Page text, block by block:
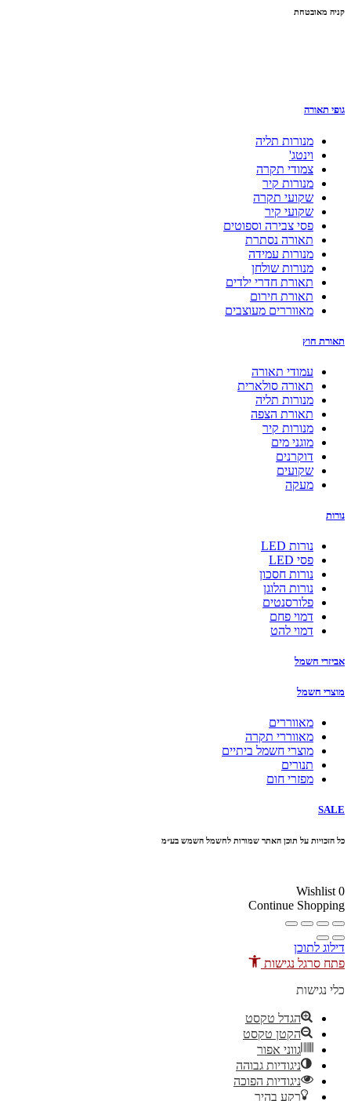
קניה מאובטחת
גופי תאורה
מנורות תליה
וינטג'
צמודי תקרה
מנורות קיר
שקועי תקרה
שקועי קיר
פסי צבירה וספוטים
תאורה נסתרת
מנורות עמידה
מנורות שולחן
תאורת חדרי ילדים
תאורת חירום
מאווררים מעוצבים
תאורת חוץ
עמודי תאורה
תאורה סולארית
מנורות תליה
תאורת הצפה
מנורות קיר
מוגני מים
דוקרנים
שקועים
מעקה
נורות
נורות LED
פסי LED
נורות חסכון
נורות הלוגן
פלורסנטים
דמוי פחם
דמוי להט
אביזרי חשמל
מוצרי חשמל
מאווררים
מאווררי תקרה
מוצרי חשמל ביתיים
תנורים
מפזרי חום
SALE
כל הזכויות על תוכן האתר שמורות לחשמל השמש בע״מ
Wishlist 0
Continue Shopping
דילוג לתוכן
פתח סרגל נגישות
כלי נגישות
הגדל טקסט
הקטן טקסט
גווני אפור
ניגודיות גבוהה
ניגודיות הפוכה
רקע בהיר